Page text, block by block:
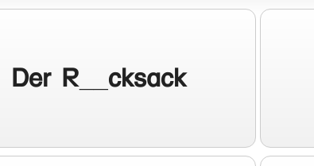
Der R__cksack